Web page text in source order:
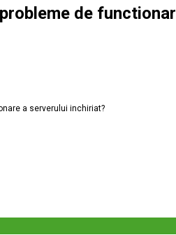
de
a serverului inchiriat?